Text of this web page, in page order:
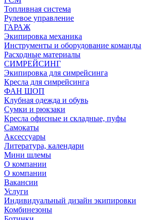
Топливная система
Рулевое управление
ГАРАЖ
Экипировка механика
Инструменты и оборудование команды
Расходные материалы
СИМРЕЙСИНГ
Экипировка для симрейсинга
Кресла для симрейсинга
ФАН ШОП
Клубная одежда и обувь
Сумки и рюкзаки
Кресла офисные и складные, пуфы
Самокаты
Аксессуары
Литература, календари
Мини шлемы
О компании
О компании
Вакансии
Услуги
Индивидуальный дизайн экипировки
Комбинезоны